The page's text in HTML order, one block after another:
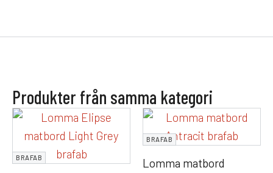
Produkter från samma kategori
BRAFAB
BRAFAB
Lomma matbord